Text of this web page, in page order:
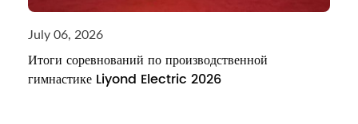
July 06, 2026
Итоги соревнований по производственной
гимнастике Liyond Electric 2026